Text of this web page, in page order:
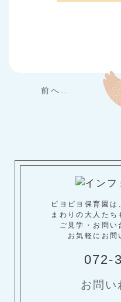
前へ…
ピヨピヨ保育園は
まわりの大人たち
ご見学・お問
お気軽にお問
072-
お問い